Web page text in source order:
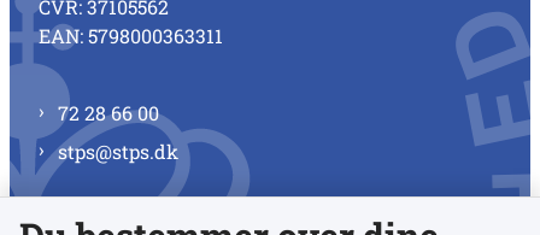
CVR: 37105562
EAN: 5798000363311
72 28 66 00
stps@stps.dk